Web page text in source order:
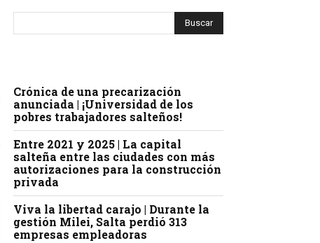
Crónica de una precarización
anunciada | ¡Universidad de los
pobres trabajadores salteños!
Entre 2021 y 2025 | La capital
salteña entre las ciudades con más
autorizaciones para la construcción
privada
Viva la libertad carajo | Durante la
gestión Milei, Salta perdió 313
empresas empleadoras